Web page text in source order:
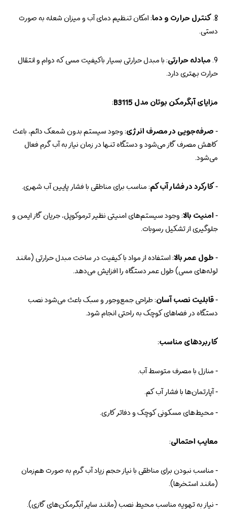
8. کنترل حرارت و دما: امکان تنظیم دمای آب و میزان شعله به صورت
دستی.
9. مبادله حرارتی: با مبدل حرارتی بسیار باکیفیت مسی که دوام و انتقال
حرارت بهتری دارد.
مزایای آبگرمکن بوتان مدل B3115 :
-صرفه‌جویی در مصرف انرژی: وجود سیستم بدون شمعک دائم، باعث
کاهش مصرف گاز می‌شود و دستگاه تنها در زمان نیاز به آب گرم فعال
می‌شود.
-کارکرد در فشار آب کم: مناسب برای مناطقی با فشار پایین آب شهری.
-امنیت بالا: وجود سیستم‌های امنیتی نظیر ترموکوپل، جریان گاز ایمن و
جلوگیری از تشکیل رسوبات.
-طول عمر بالا: استفاده از مواد با کیفیت در ساخت مبدل حرارتی (مانند
لوله‌های مسی) طول عمر دستگاه را افزایش می‌دهد.
-قابلیت نصب آسان: طراحی جمع‌وجور و سبک باعث می‌شود نصب
دستگاه در فضاهای کوچک به راحتی انجام شود.
کاربردهای مناسب:
- منازل با مصرف متوسط آب.
- آپارتمان‌ها با فشار آب کم.
- محیط‌های مسکونی کوچک و دفاتر کاری.
معایب احتمالی:
- مناسب نبودن برای مناطقی با نیاز حجم زیاد آب گرم به صورت هم‌زمان
(مانند استخرها).
- نیاز به تهویه مناسب محیط نصب (مانند سایر آبگرمکن‌های گازی).